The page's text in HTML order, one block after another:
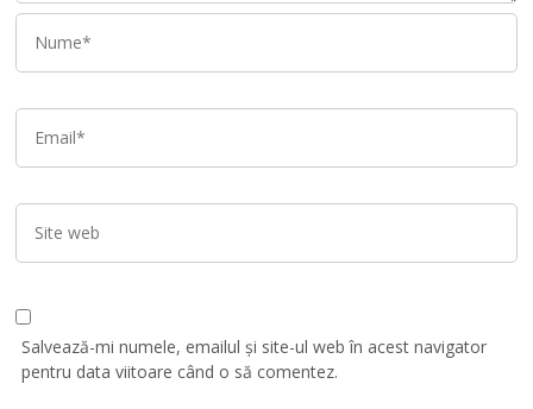
Salvează-mi numele, emailul și site-ul web în acest navigator
pentru data viitoare când o să comentez.